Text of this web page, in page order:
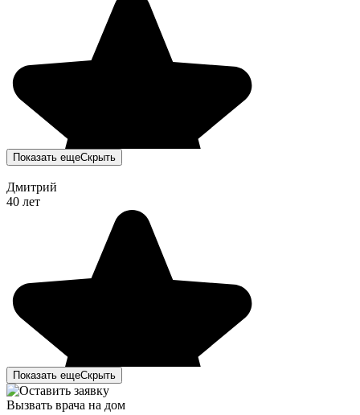
Показать ещеСкрыть
Дмитрий
40 лет
Показать ещеСкрыть
Вызвать врача на дом